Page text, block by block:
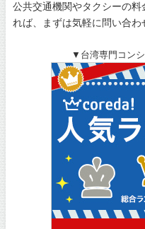
公共交通機関やタクシーの
れば、まずは気軽に問い合わ
▼台湾専門コン